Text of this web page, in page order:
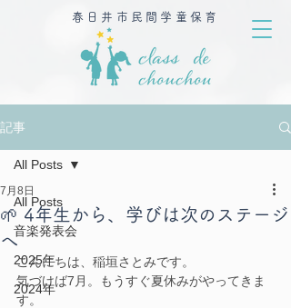
春日井市民間学童保育
記事
All Posts
音楽発表会
2025年
2024年
All Posts
🌱 4年生から、学びは次のステージ
へ
7月8日
こんにちは、稲垣さとみです。
気づけば7月。もうすぐ夏休みがやってきま
す。